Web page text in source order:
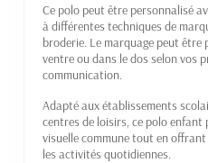
Ce polo peut être personnalisé
à différentes techniques de
broderie. Le marquage peut
ventre ou dans le dos selon vos
communication.
Adapté aux établissements
centres de loisirs, ce polo
visuelle commune tout en
les activités quotidiennes.